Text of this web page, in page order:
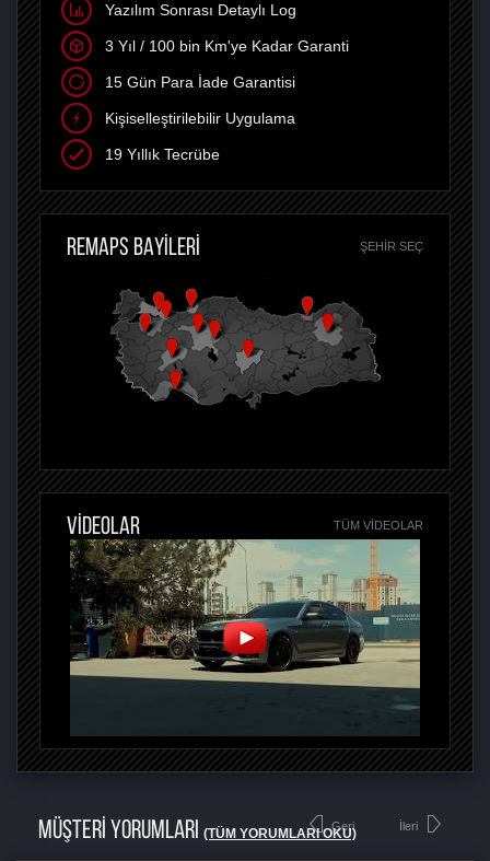
Yazılım Sonrası Detaylı Log
3 Yıl / 100 bin Km'ye Kadar Garanti
15 Gün Para İade Garantisi
Kişiselleştirilebilir Uygulama
19 Yıllık Tecrübe
REMAPS BAYİLERİ ŞEHIR SEÇ
VİDEOLAR TÜM VIDEOLAR
MÜŞTERİ YORUMLARI (TÜM YORUMLARI OKU)
Geri İleri